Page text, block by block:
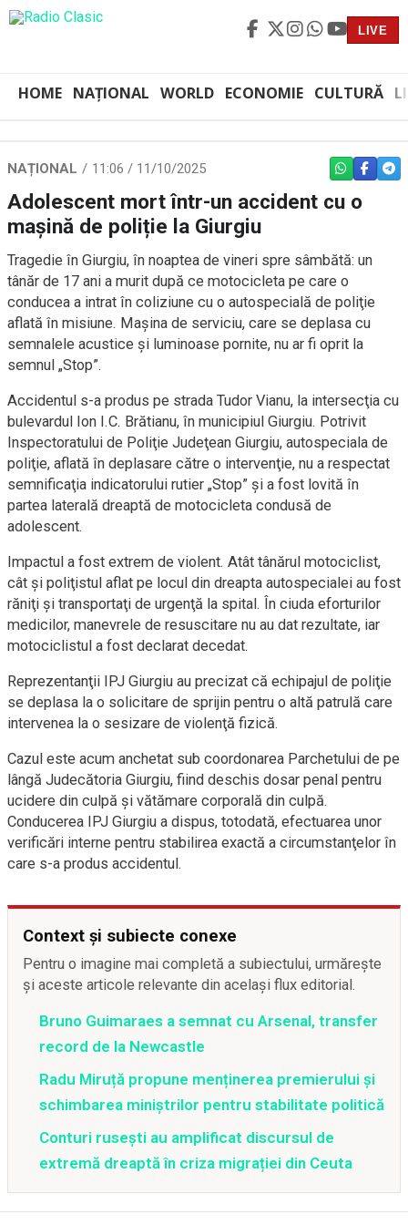
LIVE
HOME NAȚIONAL WORLD ECONOMIE CULTURĂ
NAȚIONAL 11:06 / 11/10/2025 WHATSAPP
Adolescent mort într-un accident cu o
mașină de poliție la Giurgiu
Tragedie în Giurgiu, în noaptea de vineri spre sâmbătă: un
tânăr de 17 ani a murit după ce motocicleta pe care o
conducea a intrat în coliziune cu o autospecială de poliţie
aflată în misiune. Maşina de serviciu, care se deplasa cu
semnalele acustice şi luminoase pornite, nu ar fi oprit la
semnul „Stop”.
Accidentul s-a produs pe strada Tudor Vianu, la intersecţia cu
bulevardul Ion I.C. Brătianu, în municipiul Giurgiu. Potrivit
Inspectoratului de Poliţie Judeţean Giurgiu, autospeciala de
poliţie, aflată în deplasare către o intervenţie, nu a respectat
semnificaţia indicatorului rutier „Stop” şi a fost lovită în
partea laterală dreaptă de motocicleta condusă de
adolescent.
Impactul a fost extrem de violent. Atât tânărul motociclist,
cât şi poliţistul aflat pe locul din dreapta autospecialei au fost
răniţi şi transportaţi de urgenţă la spital. În ciuda eforturilor
medicilor, manevrele de resuscitare nu au dat rezultate, iar
motociclistul a fost declarat decedat.
Reprezentanţii IPJ Giurgiu au precizat că echipajul de poliţie
se deplasa la o solicitare de sprijin pentru o altă patrulă care
intervenea la o sesizare de violenţă fizică.
Cazul este acum anchetat sub coordonarea Parchetului de pe
lângă Judecătoria Giurgiu, fiind deschis dosar penal pentru
ucidere din culpă şi vătămare corporală din culpă.
Conducerea IPJ Giurgiu a dispus, totodată, efectuarea unor
verificări interne pentru stabilirea exactă a circumstanţelor în
care s-a produs accidentul.
Context și subiecte conexe
Pentru o imagine mai completă a subiectului, urmărește
și aceste articole relevante din același flux editorial.
Bruno Guimaraes a semnat cu Arsenal, transfer
record de la Newcastle
Radu Miruță propune menținerea premierului și
schimbarea miniștrilor pentru stabilitate politică
Conturi rusești au amplificat discursul de
extremă dreaptă în criza migrației din Ceuta